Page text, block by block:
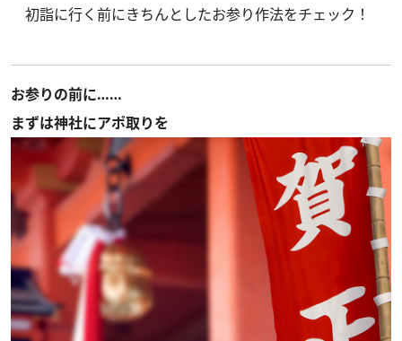
初詣に行く前にきちんとしたお参り作法をチェック！
お参りの前に……
まずは神社にアポ取りを